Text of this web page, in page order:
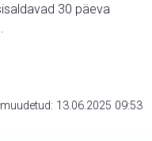
30 päeva
13.06.2025 09:53